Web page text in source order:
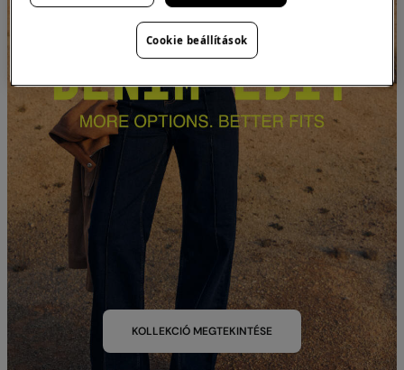
KOLLEKCIÓ MEGTEKINTÉSE
Cookie beállítások